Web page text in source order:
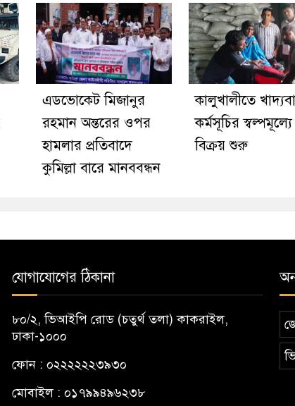
এডভোকেট মিজানুর
রহমান অন্তরের ওপর
হামলার প্রতিবাদে
কুমিল্লা বারে মানববন্ধন
কালুখালীতে
কর্মসূচির
বিক্রয় শুরু
যোগাযোগের ঠিকানা
৮০/২, ভিআইপি রোড (চতুর্থ তলা) কাকরাইল,
ঢাকা-১০০০
ফোন : ০২২২২২২৩৯৩০
মোবাইল : ০১৭৯৯৪৯৬২৩৮